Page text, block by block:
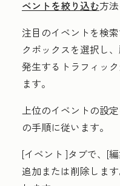
ベントを絞り込む方
注目のイベントを検索
クボックスを選択し
発生するトラフィッ
ます。
上位のイベントの設
の手順に従います。
[イベント ]タブで、[
追加または削除します